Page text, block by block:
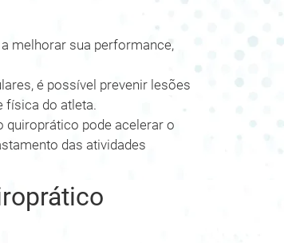
melhorar sua performance,
é possível prevenir lesões
física do atleta.
quiroprático pode acelerar o
das atividades